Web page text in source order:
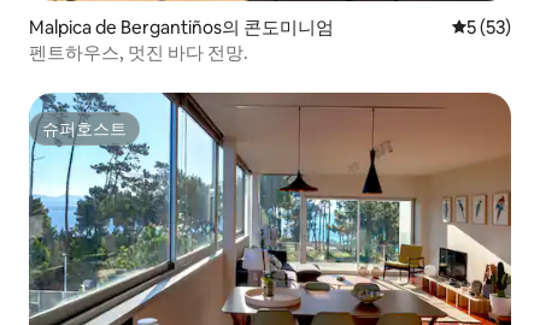
Malpica de Bergantiños의 콘도미니엄 평점 5점
5 (53)
펜트하우스, 멋진 바다 전망.
슈퍼호스트
슈퍼호스트